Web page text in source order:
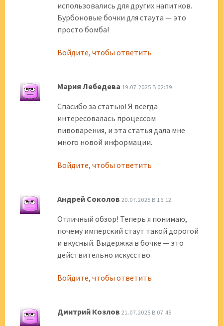
использовались для других напитков.
Бурбоновые бочки для стаута — это
просто бомба!
Войдите, чтобы ответить
Мария Лебедева 19.07.2025 В 02:39
Спасибо за статью! Я всегда
интересовалась процессом
пивоварения, и эта статья дала мне
много новой информации.
Войдите, чтобы ответить
Андрей Соколов 20.07.2025 В 16:12
Отличный обзор! Теперь я понимаю,
почему имперский стаут такой дорогой
и вкусный. Выдержка в бочке — это
действительно искусство.
Войдите, чтобы ответить
Дмитрий Козлов 21.07.2025 В 07:45